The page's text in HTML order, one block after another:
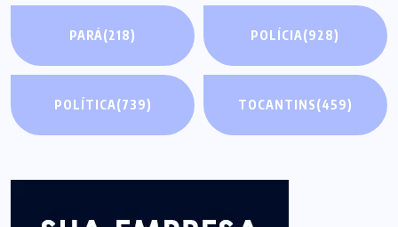
PARÁ(218) POLÍCIA(928)
POLÍTICA(739) TOCANTINS(459)